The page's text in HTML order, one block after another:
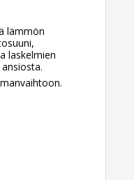
lämmön
laskelmien